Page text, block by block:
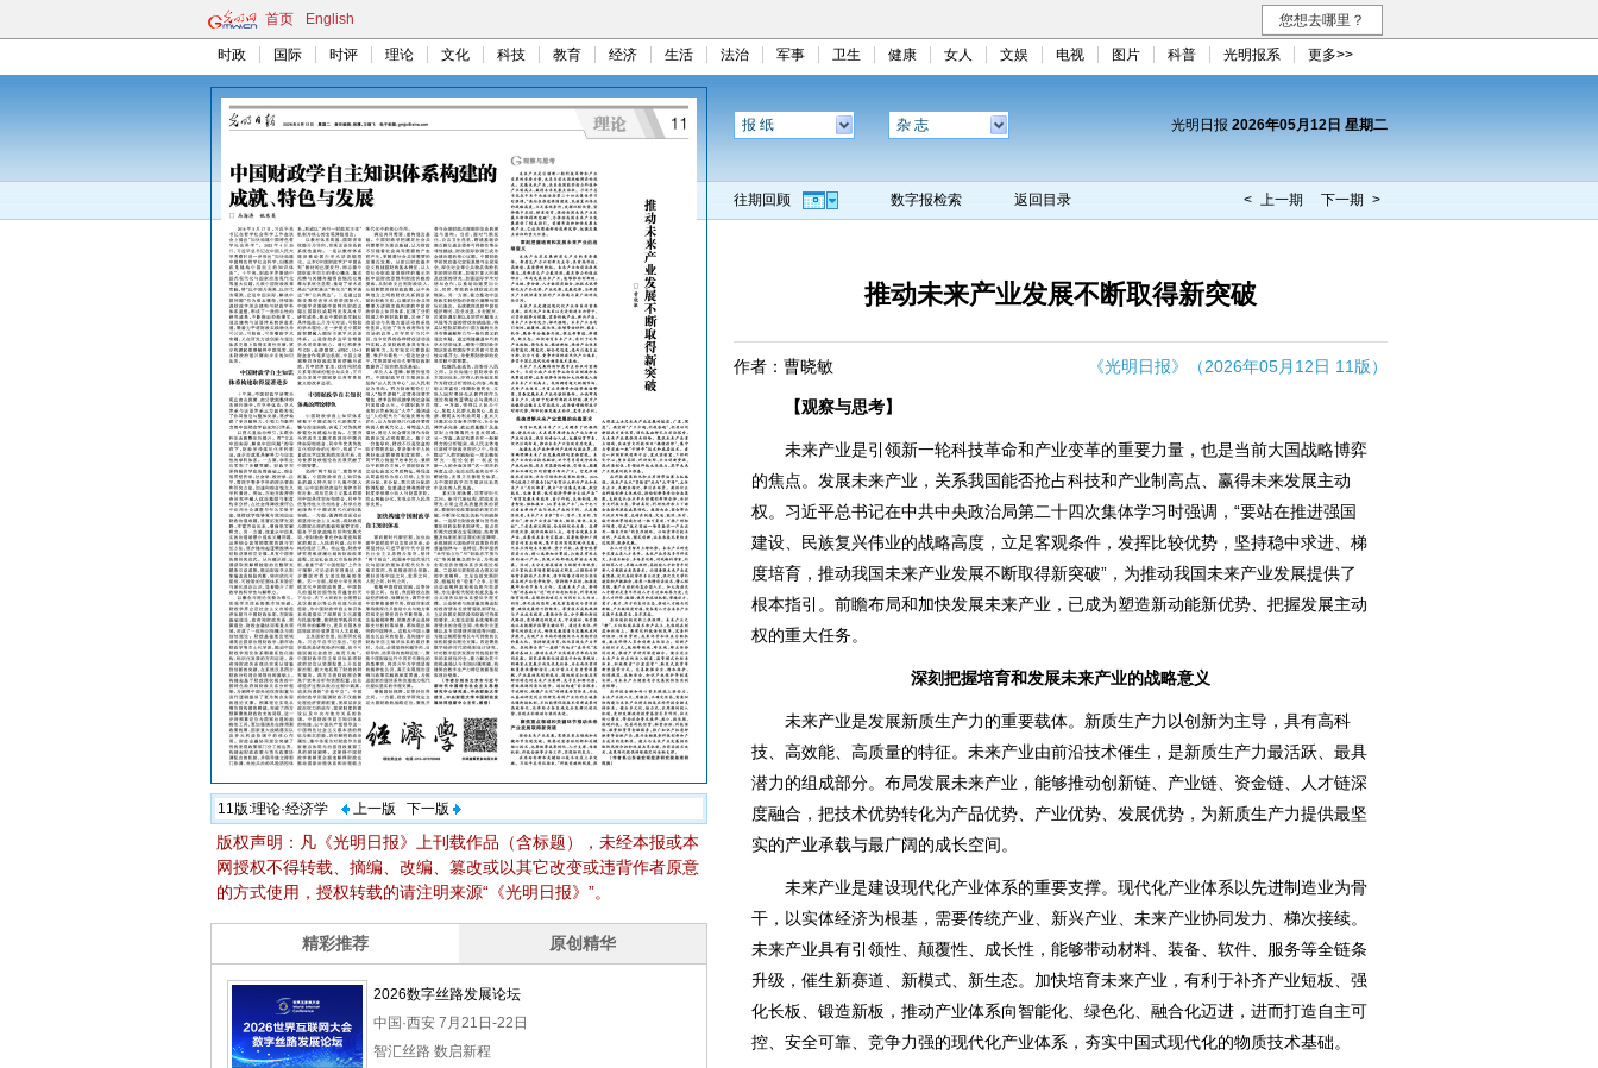
首页 English 您想去哪里？
时政 国际 时评 理论 文化 科技 教育 经济 生活 法治 军事 卫生 健康 女人 文娱 电视 图片 科普 光明报系 更多>>
11版:理论·经济学 上一版 下一版
版权声明：凡《光明日报》上刊载作品（含标题），未经本报或本
网授权不得转载、摘编、改编、篡改或以其它改变或违背作者原意
的方式使用，授权转载的请注明来源“《光明日报》”。
报 纸 杂 志 光明日报 2026年05月12日 星期二
往期回顾 数字报检索 返回目录 < 上一期 下一期 >
推动未来产业发展不断取得新突破
作者：曹晓敏 《光明日报》（2026年05月12日 11版）
【观察与思考】
未来产业是引领新一轮科技革命和产业变革的重要力量，也是当前大国战略博弈
的焦点。发展未来产业，关系我国能否抢占科技和产业制高点、赢得未来发展主动
权。习近平总书记在中共中央政治局第二十四次集体学习时强调，“要站在推进强国
建设、民族复兴伟业的战略高度，立足客观条件，发挥比较优势，坚持稳中求进、梯
度培育，推动我国未来产业发展不断取得新突破”，为推动我国未来产业发展提供了
根本指引。前瞻布局和加快发展未来产业，已成为塑造新动能新优势、把握发展主动
权的重大任务。
深刻把握培育和发展未来产业的战略意义
未来产业是发展新质生产力的重要载体。新质生产力以创新为主导，具有高科
技、高效能、高质量的特征。未来产业由前沿技术催生，是新质生产力最活跃、最具
潜力的组成部分。布局发展未来产业，能够推动创新链、产业链、资金链、人才链深
度融合，把技术优势转化为产品优势、产业优势、发展优势，为新质生产力提供最坚
实的产业承载与最广阔的成长空间。
未来产业是建设现代化产业体系的重要支撑。现代化产业体系以先进制造业为骨
干，以实体经济为根基，需要传统产业、新兴产业、未来产业协同发力、梯次接续。
未来产业具有引领性、颠覆性、成长性，能够带动材料、装备、软件、服务等全链条
升级，催生新赛道、新模式、新生态。加快培育未来产业，有利于补齐产业短板、强
化长板、锻造新板，推动产业体系向智能化、绿色化、融合化迈进，进而打造自主可
控、安全可靠、竞争力强的现代化产业体系，夯实中国式现代化的物质技术基础。